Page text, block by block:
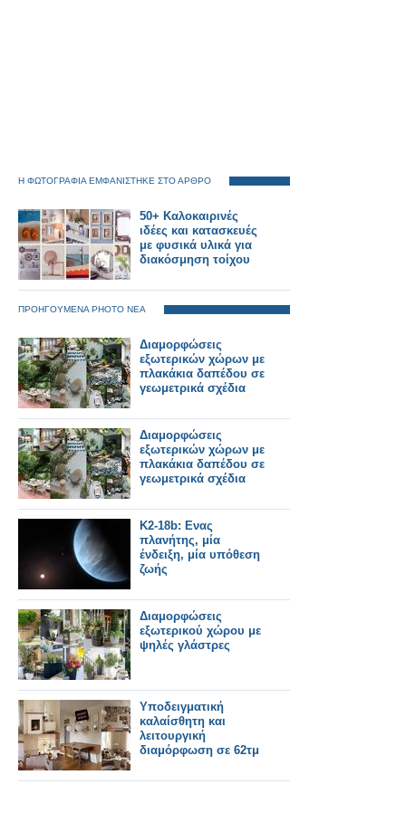
Η ΦΩΤΟΓΡΑΦΙΑ ΕΜΦΑΝΙΣΤΗΚΕ ΣΤΟ ΑΡΘΡΟ
50+ Καλοκαιρινές
ιδέες και κατασκευές
με φυσικά υλικά για
διακόσμηση τοίχου
ΠΡΟΗΓΟΥΜΕΝΑ PHOTO ΝΕΑ
Διαμορφώσεις
εξωτερικών χώρων με
πλακάκια δαπέδου σε
γεωμετρικά σχέδια
Διαμορφώσεις
εξωτερικών χώρων με
πλακάκια δαπέδου σε
γεωμετρικά σχέδια
K2-18b: Ενας
πλανήτης, μία
ένδειξη, μία υπόθεση
ζωής
Διαμορφώσεις
εξωτερικού χώρου με
ψηλές γλάστρες
Υποδειγματική
καλαίσθητη και
λειτουργική
διαμόρφωση σε 62τμ